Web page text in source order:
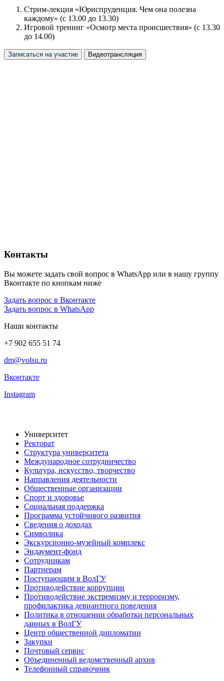
Стрим-лекция «Юриспруденция. Чем она полезна
каждому» (с 13.00 до 13.30)
Игровой тренинг «Осмотр места происшествия» (с 13.30
до 14.00)
Записаться на участие Видеотрансляция
Контакты
Вы можете задать свой вопрос в WhatsApp или в нашу группу
Вконтакте по кнопкам ниже
Задать вопрос в Вконтакте
Задать вопрос в WhatsApp
Наши контакты
+7 902 655 51 74
dm@volsu.ru
Вконтакте
Instagram
Университет
Ректорат
Структура университета
Международное сотрудничество
Культура, искусство, творчество
Направления деятельности
Общественные организации
Спорт и здоровье
Социальная поддержка
Программа устойчивого развития
Сведения о доходах
Символика
Экскурсионно-музейный комплекс
Эндаумент-фонд
Сотрудникам
Партнерам
Поступающим в ВолГУ
Противодействие коррупции
Противодействие экстремизму и терроризму,
профилактика девиантного поведения
Политика в отношении обработки персональных
данных в ВолГУ
Центр общественной дипломатии
Закупки
Почтовый сервис
Объединенный ведомственный архив
Телефонный справочник